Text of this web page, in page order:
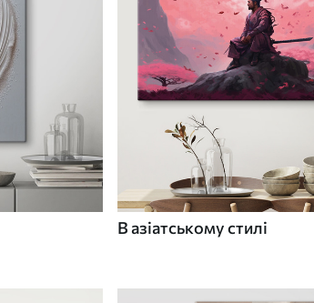
В азіатському стилі